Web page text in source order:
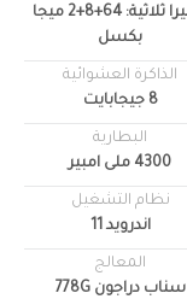
كاميرا ثلاثية: 64+8+2 ميجا
بكسل
الذاكرة العشوائية
8 جيجابايت
البطارية
4300 ملى امبير
نظام التشغيل
اندرويد 11
المعالج
سناب دراجون 778G